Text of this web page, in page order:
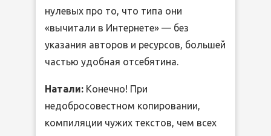
нулевых про то, что типа они
«вычитали в Интернете» — без
указания авторов и ресурсов, большей
частью удобная отсебятина.
Натали: Конечно! При
недобросовестном копировании,
компиляции чужих текстов, чем всех